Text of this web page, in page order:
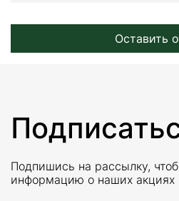
Оставить
Подпишись на рассылку,
информацию о наших акциях